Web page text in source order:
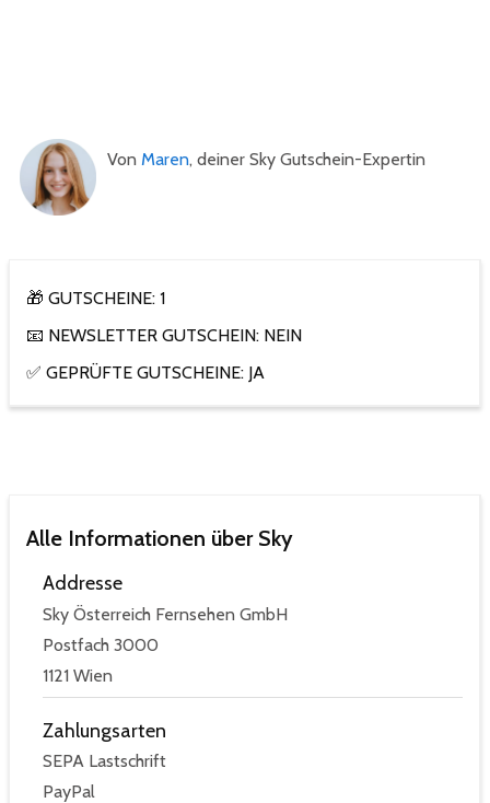
Von Maren, deiner Sky Gutschein-Expertin
🎁 GUTSCHEINE: 1
📧 NEWSLETTER GUTSCHEIN: NEIN
✅ GEPRÜFTE GUTSCHEINE: JA
Alle Informationen über Sky
Addresse
Sky Österreich Fernsehen GmbH
Postfach 3000
1121 Wien
Zahlungsarten
SEPA Lastschrift
PayPal